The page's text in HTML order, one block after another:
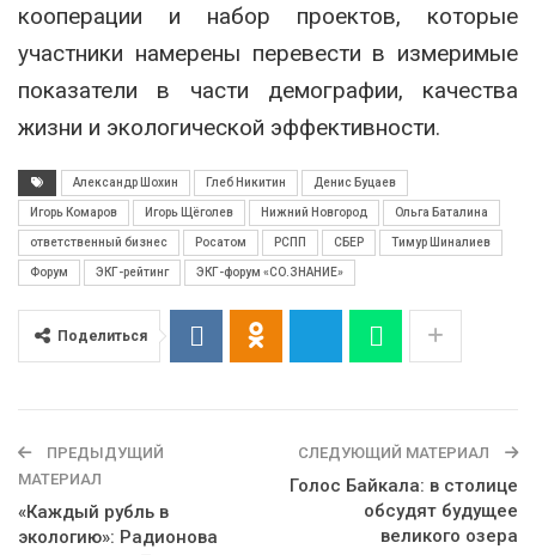
кооперации и набор проектов, которые
участники намерены перевести в измеримые
показатели в части демографии, качества
жизни и экологической эффективности.
Александр Шохин Глеб Никитин Денис Буцаев
Игорь Комаров Игорь Щёголев Нижний Новгород Ольга Баталина
ответственный бизнес Росатом РСПП СБЕР Тимур Шиналиев
Форум ЭКГ-рейтинг ЭКГ-форум «СО.ЗНАНИЕ»
Поделиться
ПРЕДЫДУЩИЙ
МАТЕРИАЛ
«Каждый рубль в
экологию»: Радионова
СЛЕДУЮЩИЙ МАТЕРИАЛ
Голос Байкала: в столице
обсудят будущее
великого озера